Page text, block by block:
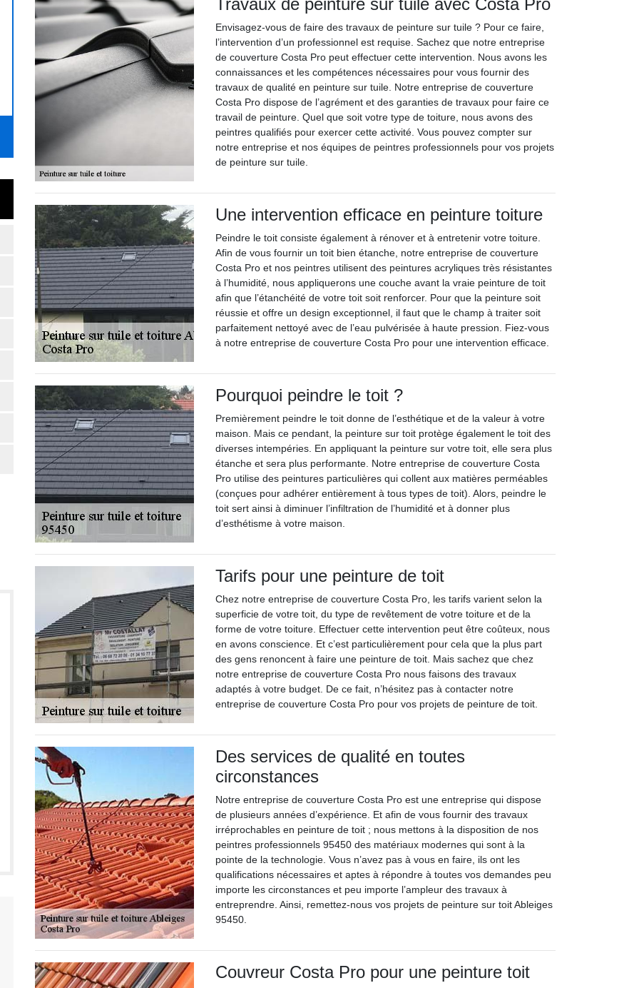
Travaux de peinture sur tuile avec Costa Pro
Envisagez-vous de faire des travaux de peinture sur tuile ? Pour ce faire,
l’intervention d’un professionnel est requise. Sachez que notre entreprise
de couverture Costa Pro peut effectuer cette intervention. Nous avons les
connaissances et les compétences nécessaires pour vous fournir des
travaux de qualité en peinture sur tuile. Notre entreprise de couverture
Costa Pro dispose de l’agrément et des garanties de travaux pour faire ce
travail de peinture. Quel que soit votre type de toiture, nous avons des
peintres qualifiés pour exercer cette activité. Vous pouvez compter sur
notre entreprise et nos équipes de peintres professionnels pour vos projets
de peinture sur tuile.
Une intervention efficace en peinture toiture
Peindre le toit consiste également à rénover et à entretenir votre toiture.
Afin de vous fournir un toit bien étanche, notre entreprise de couverture
Costa Pro et nos peintres utilisent des peintures acryliques très résistantes
à l’humidité, nous appliquerons une couche avant la vraie peinture de toit
afin que l’étanchéité de votre toit soit renforcer. Pour que la peinture soit
réussie et offre un design exceptionnel, il faut que le champ à traiter soit
parfaitement nettoyé avec de l’eau pulvérisée à haute pression. Fiez-vous
à notre entreprise de couverture Costa Pro pour une intervention efficace.
Pourquoi peindre le toit ?
Premièrement peindre le toit donne de l’esthétique et de la valeur à votre
maison. Mais ce pendant, la peinture sur toit protège également le toit des
diverses intempéries. En appliquant la peinture sur votre toit, elle sera plus
étanche et sera plus performante. Notre entreprise de couverture Costa
Pro utilise des peintures particulières qui collent aux matières perméables
(conçues pour adhérer entièrement à tous types de toit). Alors, peindre le
toit sert ainsi à diminuer l’infiltration de l’humidité et à donner plus
d’esthétisme à votre maison.
Tarifs pour une peinture de toit
Chez notre entreprise de couverture Costa Pro, les tarifs varient selon la
superficie de votre toit, du type de revêtement de votre toiture et de la
forme de votre toiture. Effectuer cette intervention peut être coûteux, nous
en avons conscience. Et c’est particulièrement pour cela que la plus part
des gens renoncent à faire une peinture de toit. Mais sachez que chez
notre entreprise de couverture Costa Pro nous faisons des travaux
adaptés à votre budget. De ce fait, n’hésitez pas à contacter notre
entreprise de couverture Costa Pro pour vos projets de peinture de toit.
Des services de qualité en toutes
circonstances
Notre entreprise de couverture Costa Pro est une entreprise qui dispose
de plusieurs années d’expérience. Et afin de vous fournir des travaux
irréprochables en peinture de toit ; nous mettons à la disposition de nos
peintres professionnels 95450 des matériaux modernes qui sont à la
pointe de la technologie. Vous n’avez pas à vous en faire, ils ont les
qualifications nécessaires et aptes à répondre à toutes vos demandes peu
importe les circonstances et peu importe l’ampleur des travaux à
entreprendre. Ainsi, remettez-nous vos projets de peinture sur toit Ableiges
95450.
Couvreur Costa Pro pour une peinture toit